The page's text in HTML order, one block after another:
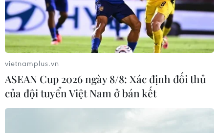
vietnamplus.vn
ASEAN Cup 2026 ngày 8/8: Xác định đối thủ
của đội tuyển Việt Nam ở bán kết